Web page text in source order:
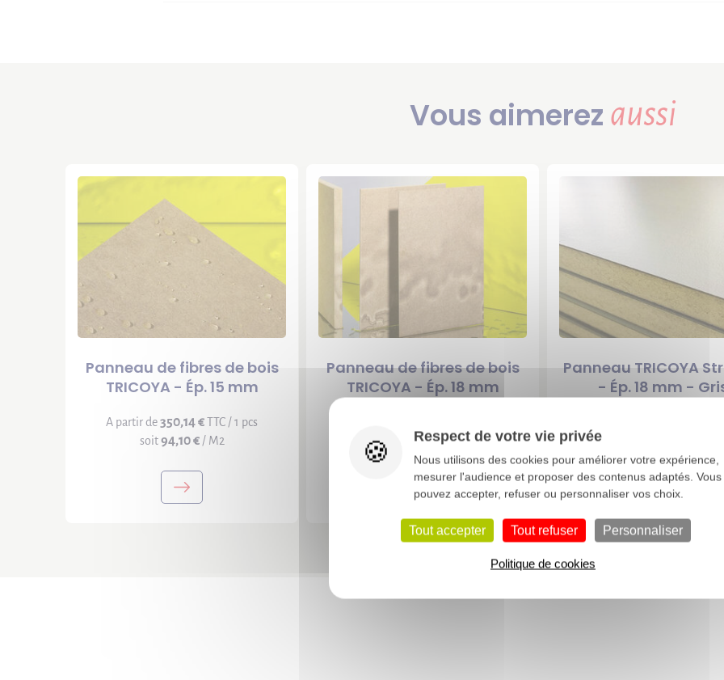
Vous aimerez aussi
Panneau de fibres de bois
TRICOYA - Ép. 15 mm
A partir de350,14 €TTC / 1 pcs
soit94,10 €/ M2
Panneau de fibres de bois
TRICOYA - Ép. 18 mm
soit
109,83 €/ M2
Panneau TRICOYA
- Ép. 18 mm -
Respect de votre vie privée
Nous utilisons des cookies pour améliorer votre expérience,
mesurer l'audience et proposer des contenus adaptés. Vous
pouvez accepter, refuser ou personnaliser vos choix.
Tout accepter Tout refuser Personnaliser
Politique de cookies